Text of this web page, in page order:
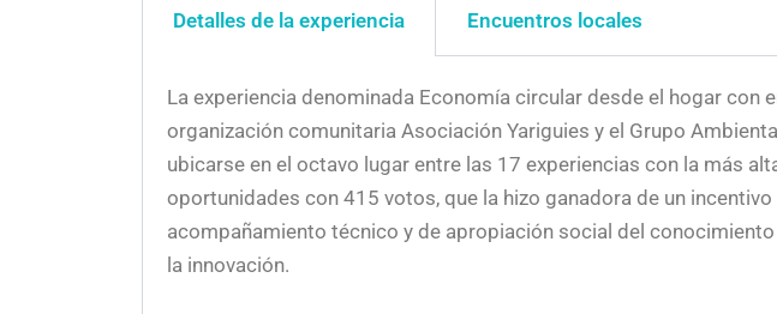
Detalles de la experiencia Encuentros locales
La experiencia denominada Economía circular desde el hogar
organización comunitaria Asociación Yariguies y el Grupo
ubicarse en el octavo lugar entre las 17 experiencias con la más
oportunidades con 415 votos, que la hizo ganadora de un
acompañamiento técnico y de apropiación social del
la innovación.